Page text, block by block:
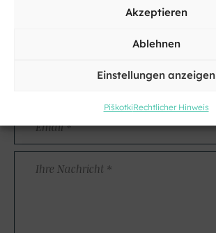
Akzeptieren
Ablehnen
Einstellungen anzeigen
PiškotkiRechtlicher Hinweis
Nachricht